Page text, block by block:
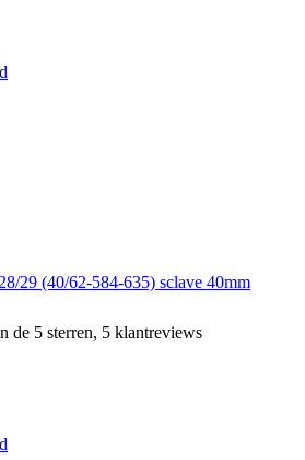
29 (40/62-584-635) sclave 40mm
de 5 sterren, 5 klantreviews